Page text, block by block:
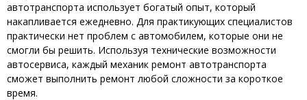
автотранспорта использует богатый опыт, который
накапливается ежедневно. Для практикующих специалистов
практически нет проблем с автомобилем, которые они не
смогли бы решить. Используя технические возможности
автосервиса, каждый механик ремонт автотранспорта
сможет выполнить ремонт любой сложности за короткое
время.